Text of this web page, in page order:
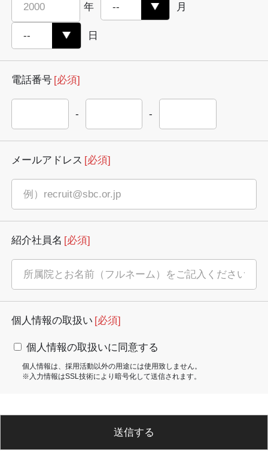
年 月
日
電話番号 [必須]
- -
メールアドレス [必須]
紹介社員名 [必須]
個人情報の取扱い [必須]
個人情報の取扱いに同意する
個人情報は、採用活動以外の用途には使用致しません。
※入力情報はSSL技術により暗号化して送信されます。
送信する